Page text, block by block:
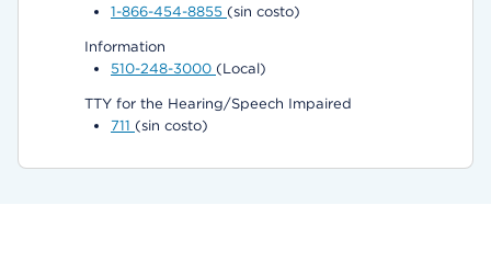
1-866-454-8855 (sin costo)
Information
510-248-3000 (Local)
TTY for the Hearing/Speech Impaired
711 (sin costo)